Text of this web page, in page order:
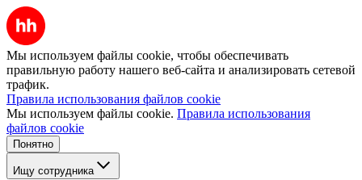
Мы используем файлы cookie, чтобы обеспечивать
правильную работу нашего веб-сайта и анализировать сетевой
трафик.
Правила использования файлов cookie
Мы используем файлы cookie. Правила использования
файлов cookie
Понятно
Ищу сотрудника